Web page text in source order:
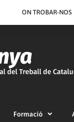
ON TROBAR-NOS
Formació